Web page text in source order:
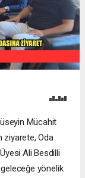
Mücahit
ziyarete, Oda
Ali Besdilli
yönelik